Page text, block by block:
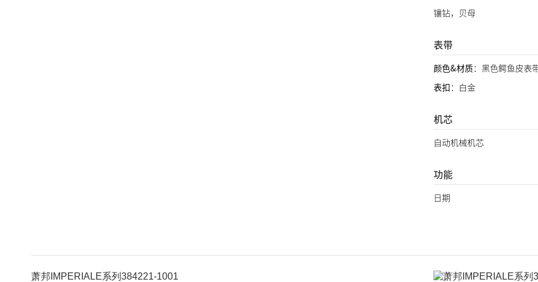
镶钻，贝母
表带
颜色&材质：黑色鳄鱼皮表
表扣：白金
机芯
自动机械机芯
功能
日期
萧邦IMPERIALE系列384221-1001